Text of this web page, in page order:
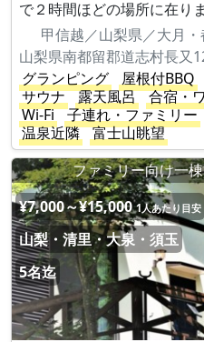
で２時間ほどの場所に在りま
甲信越／山梨県／大月・
山梨県南都留郡道志村長又
グランピング
屋根付BBQ
サウナ
露天風呂
合宿・
Wi-Fi
子連れ・ファミリー
温泉近隣
富士山眺望
ファミリー向け一
¥7,000～¥15,000 1人あたり目安
山梨・清里・大泉・須玉
5名迄